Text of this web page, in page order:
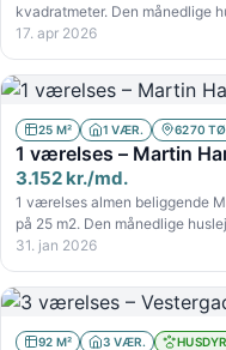
kvadratmeter. Den månedlige
17. apr 2026
25 M² 1 VÆR. 6270
1 værelses – Martin
3.152 kr./md.
1 værelses almen beliggende
på 25 m2. Den månedlige
31. jan 2026
92 M² 3 VÆR.